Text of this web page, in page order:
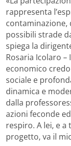
rappresenta
contaminazione,
possibili strade
spiega la
Rosaria Icolaro
economico
sociale e
dinamica e
dalla
azioni feconde
respiro. A lei, e
progetto, va il